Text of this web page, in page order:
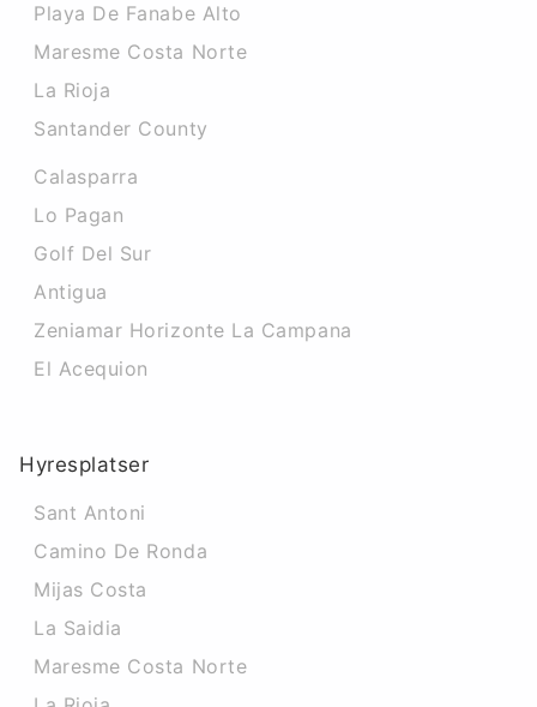
Playa De Fanabe Alto
Maresme Costa Norte
La Rioja
Santander County
Calasparra
Lo Pagan
Golf Del Sur
Antigua
Zeniamar Horizonte La Campana
El Acequion
Hyresplatser
Sant Antoni
Camino De Ronda
Mijas Costa
La Saidia
Maresme Costa Norte